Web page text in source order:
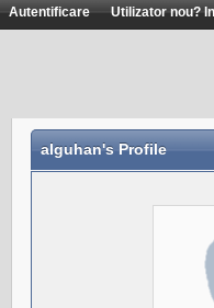
Autentificare Utilizator nou?
alguhan's Profile